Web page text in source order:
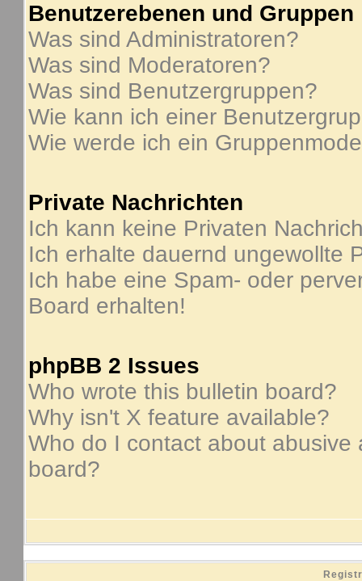
Benutzerebenen und Gruppen
Was sind Administratoren?
Was sind Moderatoren?
Was sind Benutzergruppen?
Wie kann ich einer
Wie werde ich ein
Private Nachrichten
Ich kann keine Privaten
Ich erhalte dauernd ungewollte
Ich habe eine Spam- oder
Board erhalten!
phpBB 2 Issues
Who wrote this bulletin board?
Why isn't X feature available?
Who do I contact about
board?